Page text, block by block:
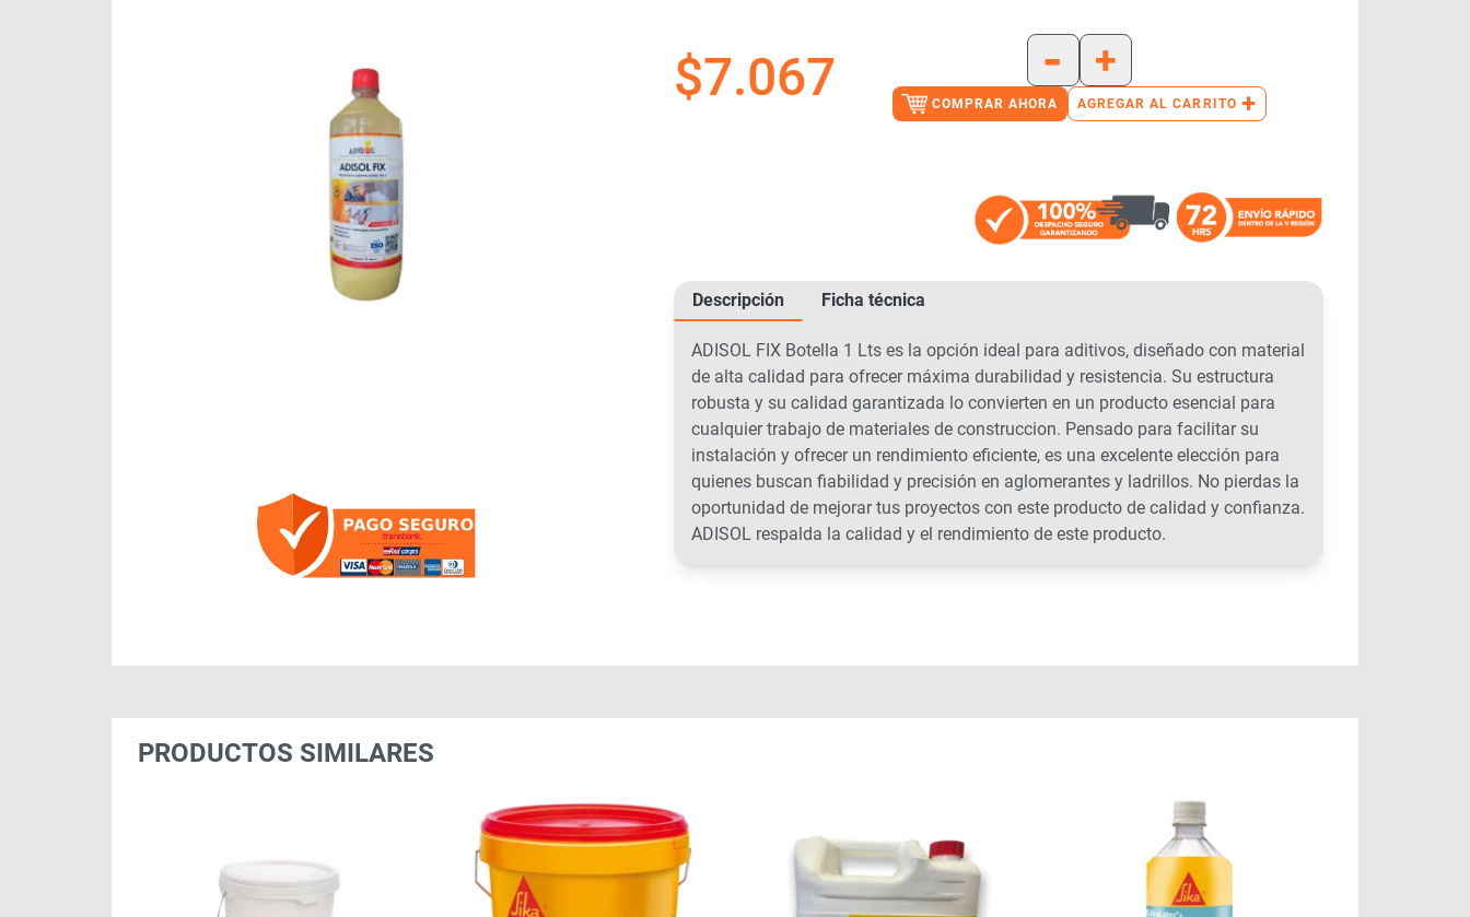
$7.067 - +
COMPRAR AHORA AGREGAR AL CARRITO +
Descripción Ficha técnica
ADISOL FIX Botella 1 Lts es la opción ideal para aditivos, diseñado con material
de alta calidad para ofrecer máxima durabilidad y resistencia. Su estructura
robusta y su calidad garantizada lo convierten en un producto esencial para
cualquier trabajo de materiales de construccion. Pensado para facilitar su
instalación y ofrecer un rendimiento eficiente, es una excelente elección para
quienes buscan fiabilidad y precisión en aglomerantes y ladrillos. No pierdas la
oportunidad de mejorar tus proyectos con este producto de calidad y confianza.
ADISOL respalda la calidad y el rendimiento de este producto.
PRODUCTOS SIMILARES